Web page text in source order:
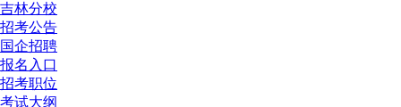
吉林分校
招考公告
国企招聘
报名入口
招考职位
考试大纲